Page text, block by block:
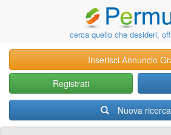
cerca quello che desideri,
Inserisci Annuncio
Registrati
Nuova ricerca